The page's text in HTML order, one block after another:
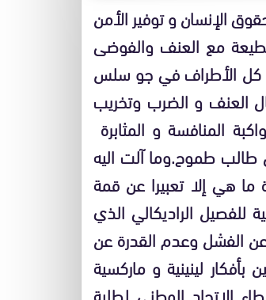
الإنسان و توفير الأمن
مع العنف والفوضى
كل الأطراف في جو سلس
العنف و الضرب وتخريب
المنافسة و المثابرة
طالب طموح.وما آلت اليه
ما هي إلا تعبيرا عن قمة
الراديكالي الذي
عن الفشل وعدم القدرة عن
لينينية و ماركسية